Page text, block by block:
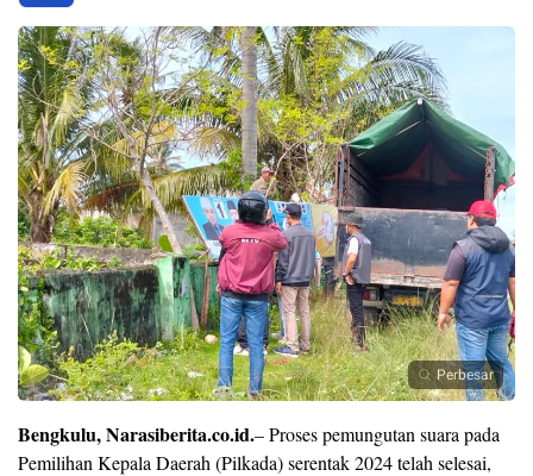
Perbesar
Bengkulu, Narasiberita.co.id.– Proses pemungutan suara pada
Pemilihan Kepala Daerah (Pilkada) serentak 2024 telah selesai,